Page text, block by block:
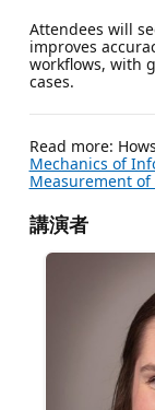
Attendees will
improves
workflows, with
cases.
Read more:
Mechanics of
Measurement
講演者